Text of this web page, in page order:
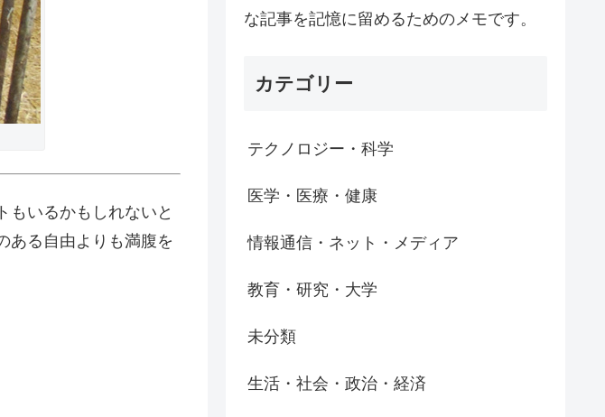
もいるかもしれないと
ある自由よりも満腹を
な記事を記憶に留めるためのメモです。
カテゴリー
テクノロジー・科学
医学・医療・健康
情報通信・ネット・メディア
教育・研究・大学
未分類
生活・社会・政治・経済